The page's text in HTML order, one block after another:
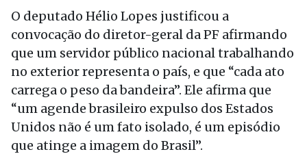
O deputado Hélio Lopes justificou a
convocação do diretor-geral da PF afirmando
que um servidor público nacional trabalhando
no exterior representa o país, e que “cada ato
carrega o peso da bandeira”. Ele afirma que
“um agende brasileiro expulso dos Estados
Unidos não é um fato isolado, é um episódio
que atinge a imagem do Brasil”.